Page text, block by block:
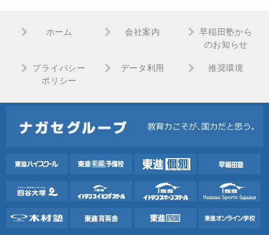
ホーム 会社案内
早稲田塾から
のお知らせ
プライバシー
ポリシー
データ利用 推奨環境